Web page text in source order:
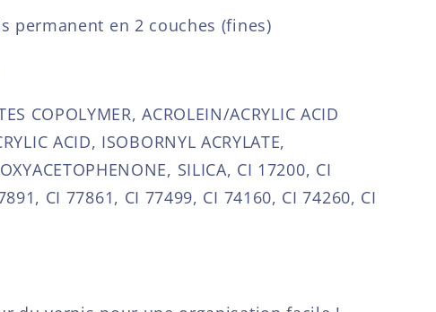
permanent en 2 couches (fines)
COPOLYMER, ACROLEIN/ACRYLIC ACID
ACID, ISOBORNYL ACRYLATE,
SILICA, CI 17200, CI
CI 77861, CI 77499, CI 74160, CI 74260, CI